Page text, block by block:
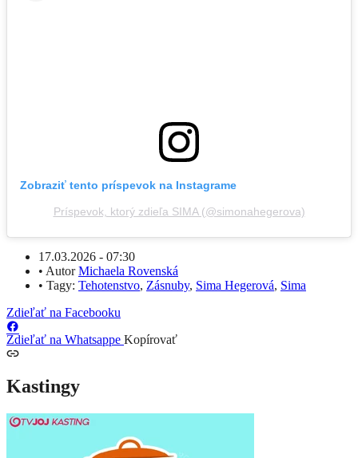
Zobraziť tento príspevok na Instagrame
Príspevok, ktorý zdieľa SIMA (@simonahegerova)
17.03.2026 - 07:30
• AutorMichaela Rovenská
• Tagy: Tehotenstvo, Zásnuby, Sima Hegerová, Sima
Zdieľať na Facebooku
Zdieľať na Whatsappe Kopírovať
Kastingy